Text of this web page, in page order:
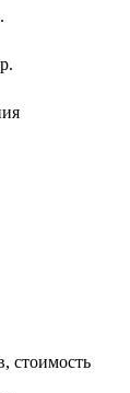
стоимость